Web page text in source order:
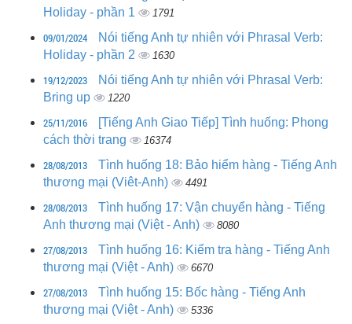
Holiday - phần 1
1791
09/01/2024
Nói tiếng Anh tự nhiên với Phrasal Verb:
Holiday - phần 2
1630
19/12/2023
Nói tiếng Anh tự nhiên với Phrasal Verb:
Bring up
1220
25/11/2016
[Tiếng Anh Giao Tiếp] Tình huống: Phong
cách thời trang
16374
28/08/2013
Tình huống 18: Bảo hiểm hàng - Tiếng Anh
thương mại (Viêt-Anh)
4491
28/08/2013
Tình huống 17: Vận chuyển hàng - Tiếng
Anh thương mại (Việt - Anh)
8080
27/08/2013
Tình huống 16: Kiểm tra hàng - Tiếng Anh
thương mại (Việt - Anh)
6670
27/08/2013
Tình huống 15: Bốc hàng - Tiếng Anh
thương mại (Việt - Anh)
5336